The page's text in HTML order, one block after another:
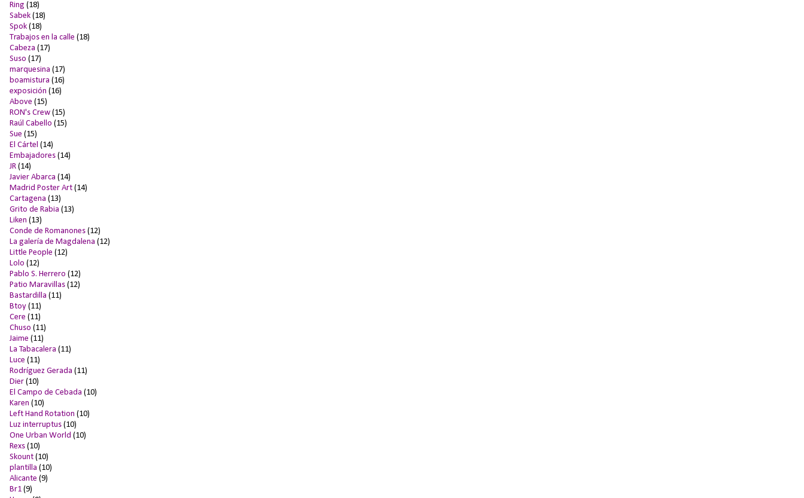
Ring (18)
Sabek (18)
Spok (18)
Trabajos en la calle (18)
Cabeza (17)
Suso (17)
marquesina (17)
boamistura (16)
exposición (16)
Above (15)
RON's Crew (15)
Raúl Cabello (15)
Sue (15)
El Cártel (14)
Embajadores (14)
JR (14)
Javier Abarca (14)
Madrid Poster Art (14)
Cartagena (13)
Grito de Rabia (13)
Liken (13)
Conde de Romanones (12)
La galería de Magdalena (12)
Little People (12)
Lolo (12)
Pablo S. Herrero (12)
Patio Maravillas (12)
Bastardilla (11)
Btoy (11)
Cere (11)
Chuso (11)
Jaime (11)
La Tabacalera (11)
Luce (11)
Rodríguez Gerada (11)
Dier (10)
El Campo de Cebada (10)
Karen (10)
Left Hand Rotation (10)
Luz interruptus (10)
One Urban World (10)
Rexs (10)
Skount (10)
plantilla (10)
Alicante (9)
Br1 (9)